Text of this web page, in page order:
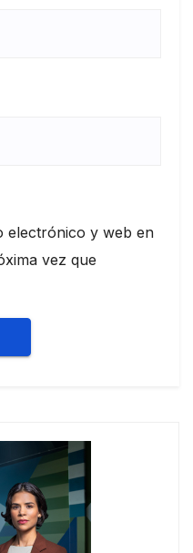
electrónico y web en
vez que